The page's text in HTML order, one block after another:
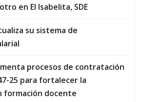
en El Isabelita, SDE
su sistema de
procesos de contratación
25 para fortalecer la
formación docente